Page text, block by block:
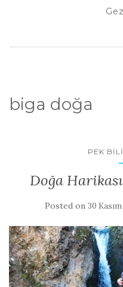
biga doğa
PEK
Doğa
Posted on 30